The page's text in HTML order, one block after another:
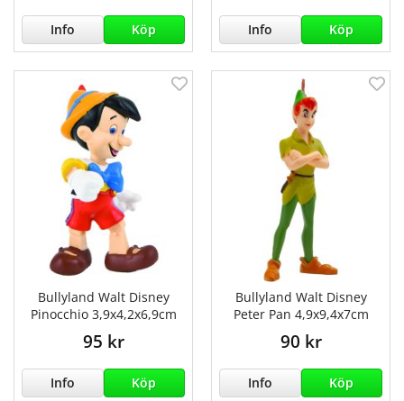
Info Köp Info Köp
Bullyland Walt Disney
Pinocchio 3,9x4,2x6,9cm
95 kr
Info Köp
Bullyland Walt Disney
Peter Pan 4,9x9,4x7cm
90 kr
Info Köp